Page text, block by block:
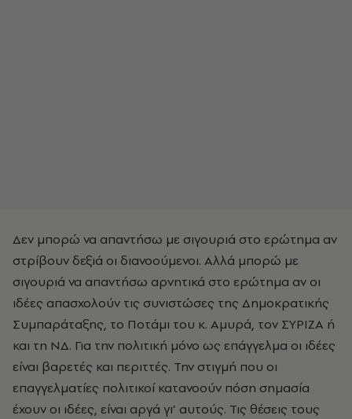
Δεν μπορώ να απαντήσω με σιγουριά στο ερώτημα αν
στρίβουν δεξιά οι διανοούμενοι. Αλλά μπορώ με
σιγουριά να απαντήσω αρνητικά στο ερώτημα αν οι
ιδέες απασχολούν τις συνιστώσες της Δημοκρατικής
Συμπαράταξης, το Ποτάμι του κ. Αμυρά, τον ΣΥΡΙΖΑ ή
και τη ΝΔ. Για την πολιτική μόνο ως επάγγελμα οι ιδέες
είναι βαρετές και περιττές. Την στιγμή που οι
επαγγελματίες πολιτικοί κατανοούν πόση σημασία
έχουν οι ιδέες, είναι αργά γι’ αυτούς. Τις θέσεις τους